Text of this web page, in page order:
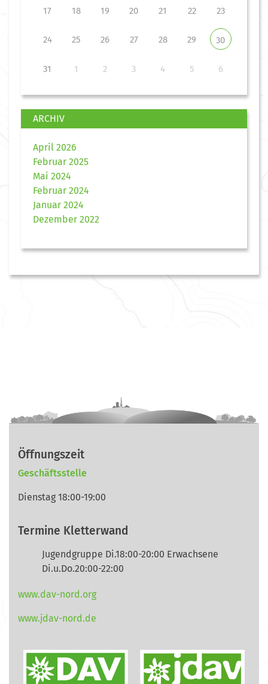
17 18 19 20 21 22 23
24 25 26 27 28 29 30
31 1 2 3 4 5 6
ARCHIV
April 2026
Februar 2025
Mai 2024
Februar 2024
Januar 2024
Dezember 2022
Öffnungszeit
Geschäftsstelle
Dienstag 18:00-19:00
Termine Kletterwand
Jugendgruppe Di.18:00-20:00 Erwachsene
Di.u.Do.20:00-22:00
www.dav-nord.org
www.jdav-nord.de